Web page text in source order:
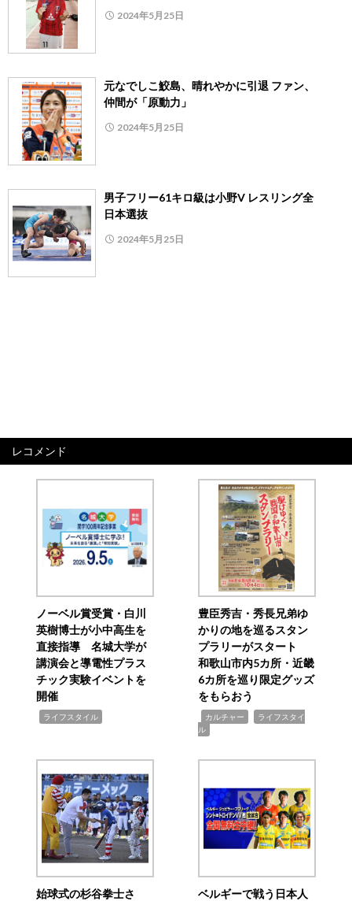
2024年5月25日
元なでしこ鮫島、晴れやかに引退 ファン、
仲間が「原動力」
2024年5月25日
男子フリー61キロ級は小野V レスリング全
日本選抜
2024年5月25日
レコメンド
ノーベル賞受賞・白川
英樹博士が小中高生を
直接指導 名城大学が
講演会と導電性プラス
チック実験イベントを
開催
ライフスタイル
豊臣秀吉・秀長兄弟ゆ
かりの地を巡るスタン
プラリーがスタート
和歌山市内5カ所・近畿
6カ所を巡り限定グッズ
をもらおう
カルチャー
ライフスタイ
ル
始球式の杉谷拳士さ ベルギーで戦う日本人